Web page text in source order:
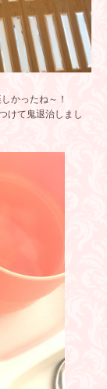
かったね～！
けて鬼退治しまし